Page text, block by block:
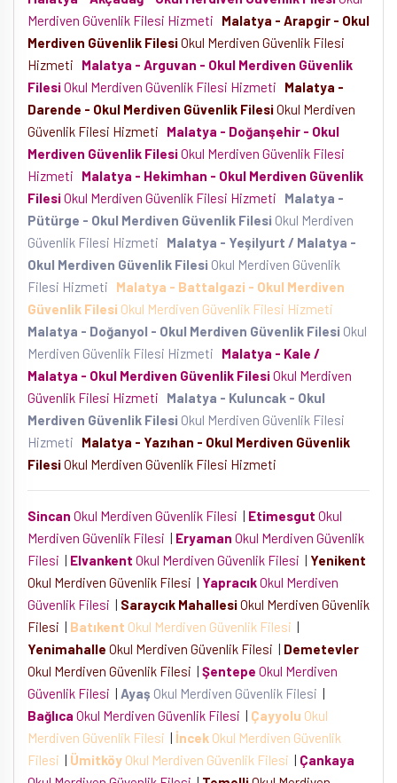
Merdiven Güvenlik Filesi Hizmeti
Malatya - Arapgir - Okul
Merdiven Güvenlik FilesiOkul Merdiven Güvenlik Filesi
Hizmeti
Malatya - Arguvan - Okul Merdiven Güvenlik
FilesiOkul Merdiven Güvenlik Filesi Hizmeti
Malatya -
Darende - Okul Merdiven Güvenlik FilesiOkul Merdiven
Güvenlik Filesi Hizmeti
Malatya - Doğanşehir - Okul
Merdiven Güvenlik FilesiOkul Merdiven Güvenlik Filesi
Hizmeti
Malatya - Hekimhan - Okul Merdiven Güvenlik
FilesiOkul Merdiven Güvenlik Filesi Hizmeti
Malatya -
Pütürge - Okul Merdiven Güvenlik Filesi Okul Merdiven
Güvenlik Filesi Hizmeti
Malatya - Yeşilyurt / Malatya -
Okul Merdiven Güvenlik Filesi Okul Merdiven Güvenlik
Filesi Hizmeti
Malatya - Battalgazi - Okul Merdiven
Güvenlik Filesi Okul Merdiven Güvenlik Filesi Hizmeti
Malatya - Doğanyol - Okul Merdiven Güvenlik Filesi Okul
Merdiven Güvenlik Filesi Hizmeti
Malatya - Kale /
Malatya - Okul Merdiven Güvenlik FilesiOkul Merdiven
Güvenlik Filesi Hizmeti
Malatya - Kuluncak - Okul
Merdiven Güvenlik Filesi Okul Merdiven Güvenlik Filesi
Hizmeti
Malatya - Yazıhan - Okul Merdiven Güvenlik
FilesiOkul Merdiven Güvenlik Filesi Hizmeti
Sincan Okul Merdiven Güvenlik Filesi | Etimesgut Okul
Merdiven Güvenlik Filesi | Eryaman Okul Merdiven Güvenlik
Filesi | Elvankent Okul Merdiven Güvenlik Filesi | Yenikent
Okul Merdiven Güvenlik Filesi | YapracıkOkul Merdiven
Güvenlik Filesi | Saraycık MahallesiOkul Merdiven Güvenlik
Filesi | Batıkent Okul Merdiven Güvenlik Filesi |
Yenimahalle Okul Merdiven Güvenlik Filesi | Demetevler
Okul Merdiven Güvenlik Filesi | Şentepe Okul Merdiven
Güvenlik Filesi | Ayaş Okul Merdiven Güvenlik Filesi |
Bağlıca Okul Merdiven Güvenlik Filesi | Çayyolu Okul
Merdiven Güvenlik Filesi | İncek Okul Merdiven Güvenlik
Filesi | Ümitköy Okul Merdiven Güvenlik Filesi | Çankaya